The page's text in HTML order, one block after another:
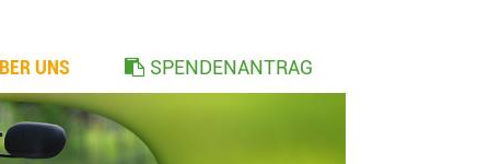
UNS SPENDENANTRAG